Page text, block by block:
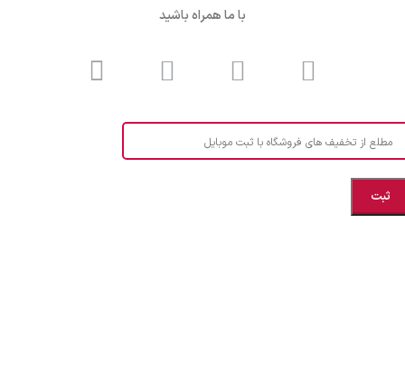
با ما همراه باشید
مطلع از تخفیف های فروشگاه با ثبت موبایل